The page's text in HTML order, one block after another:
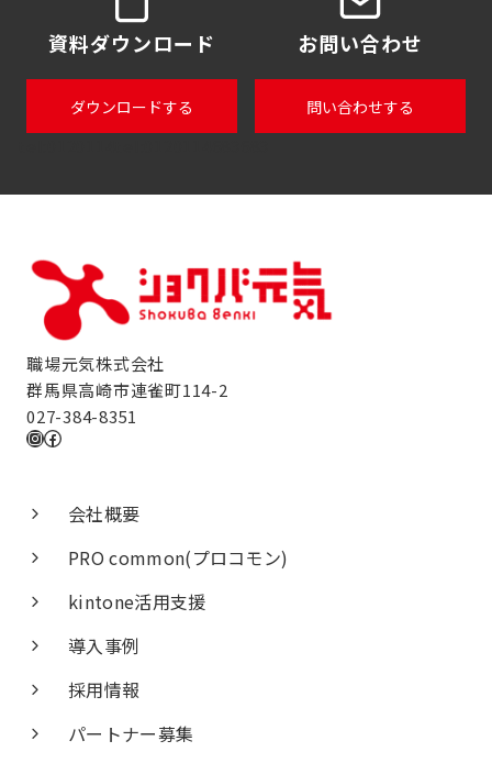
資料ダウンロード
ダウンロードする
お問い合わせ
問い合わせする
職場元気株式会社
群馬県高崎市連雀町114-2
027-384-8351
Instagram
Facebook
会社概要
PRO common(プロコモン)
kintone活用支援
導入事例
採用情報
パートナー募集